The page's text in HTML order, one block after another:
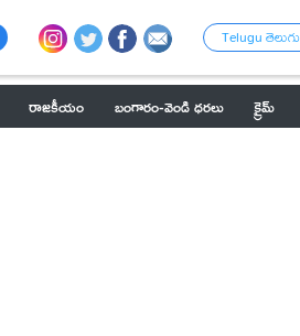
Telugu తెలుగు
రాజకీయం బంగారం-వెండి ధరలు క్రైమ్